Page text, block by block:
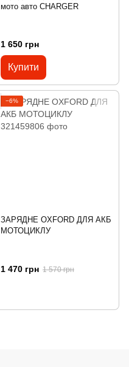
мото авто CHARGER
1 650 грн
Купити
−6%
ЗАРЯДНЕ OXFORD ДЛЯ АКБ
МОТОЦИКЛУ
1 470 грн 1 570 грн